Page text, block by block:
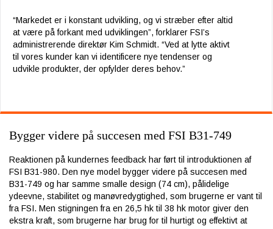
“Markedet er i konstant udvikling, og vi stræber efter altid
at være på forkant med udviklingen”, forklarer FSI’s
administrerende direktør Kim Schmidt. “Ved at lytte aktivt
til vores kunder kan vi identificere nye tendenser og
udvikle produkter, der opfylder deres behov.”
Bygger videre på succesen med FSI B31-749
Reaktionen på kundernes feedback har ført til introduktionen af
FSI B31-980. Den nye model bygger videre på succesen med
B31-749 og har samme smalle design (74 cm), pålidelige
ydeevne, stabilitet og manøvredygtighed, som brugerne er vant til
fra FSI. Men stigningen fra en 26,5 hk til 38 hk motor giver den
ekstra kraft, som brugerne har brug for til hurtigt og effektivt at